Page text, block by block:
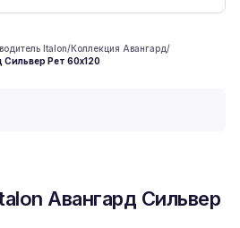
Italon/Коллекция Авангард/
Рет 60x120
Авангард Сильвер